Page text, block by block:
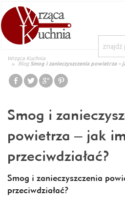
Wrząca Kuchnia
Blog Smog i zanieczyszczenia powietrza –
Smog i
powietrza – jak
przeciwdziałać?
Smog i zanieczyszczenia
przeciwdziałać?